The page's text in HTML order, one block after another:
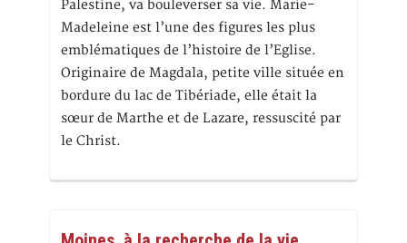
Palestine, va bouleverser sa vie. Marie-
Madeleine est l’une des figures les plus
emblématiques de l’histoire de l’Eglise.
Originaire de Magdala, petite ville située en
bordure du lac de Tibériade, elle était la
sœur de Marthe et de Lazare, ressuscité par
le Christ.